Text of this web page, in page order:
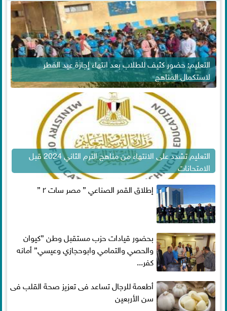
التعليم: حضور كثيف للطلاب بعد انتهاء إجازة عيد الفطر
لاستكمال المناهج
التعليم تشدد على الانتهاء من مناهج الترم الثاني 2024 قبل
الامتحانات
إطلاق القمر الصناعي ” مصر سات ٢ ”
بحضور قيادات حزب مستقبل وطن ”كيوان
والحصي والتمامي وابوحجازي وعيسي” أمانه
كفر...
أطعمة للرجال تساعد فى تعزيز صحة القلب فى
سن الأربعين